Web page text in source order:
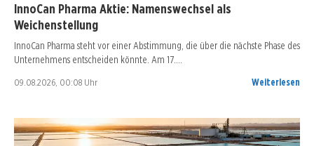
InnoCan Pharma Aktie: Namenswechsel als
Weichenstellung
InnoCan Pharma steht vor einer Abstimmung, die über die nächste Phase des
Unternehmens entscheiden könnte. Am 17.…
09.08.2026, 00:08 Uhr Weiterlesen